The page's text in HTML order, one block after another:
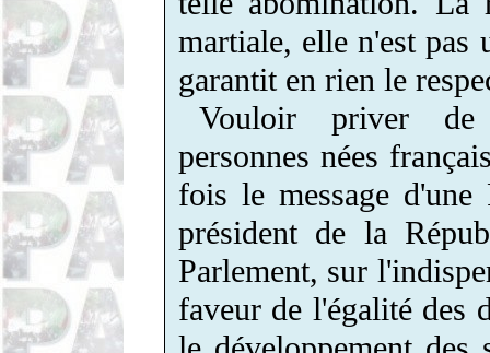
martiale, elle n'est pas
garantit en rien le
Vouloir priver de
personnes nées
fois le message
président de la
Parlement, sur
faveur de l'égalité des